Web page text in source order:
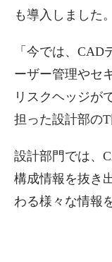
も導入しました。
「今では、
ーザー管理やセ
リスクヘッジが
担った設計部のT
設計部門では、
構成情報を抜き
わる様々な情報